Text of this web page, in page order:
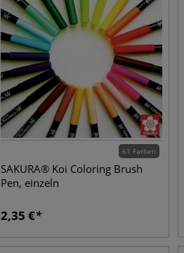
61 Farben
SAKURA® Koi Coloring Brush
Pen, einzeln
2,35 €